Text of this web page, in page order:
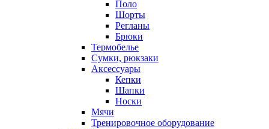
Поло
Шорты
Регланы
Брюки
Термобелье
Сумки, рюкзаки
Аксессуары
Кепки
Шапки
Носки
Мячи
Тренировочное оборудование